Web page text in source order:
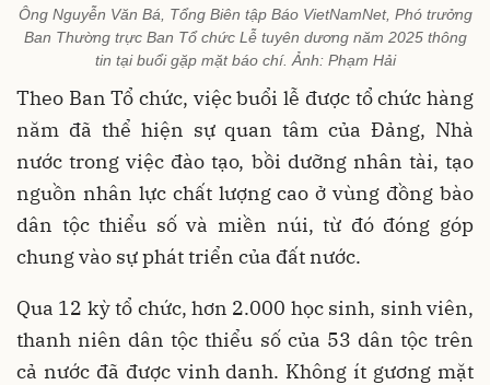
Ông Nguyễn Văn Bá, Tổng Biên tập Báo VietNamNet, Phó trưởng
Ban Thường trực Ban Tổ chức Lễ tuyên dương năm 2025 thông
tin tại buổi gặp mặt báo chí. Ảnh: Phạm Hải
Theo Ban Tổ chức, việc buổi lễ được tổ chức hàng
năm đã thể hiện sự quan tâm của Đảng, Nhà
nước trong việc đào tạo, bồi dưỡng nhân tài, tạo
nguồn nhân lực chất lượng cao ở vùng đồng bào
dân tộc thiểu số và miền núi, từ đó đóng góp
chung vào sự phát triển của đất nước.
Qua 12 kỳ tổ chức, hơn 2.000 học sinh, sinh viên,
thanh niên dân tộc thiểu số của 53 dân tộc trên
cả nước đã được vinh danh. Không ít gương mặt